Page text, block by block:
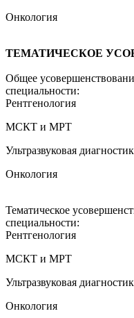
Онкология
ТЕМАТИЧЕСКОЕ
Общее
специальности:
Рентгенология
МСКТ и МРТ
Ультразвуковая
Онкология
Тематическое
специальности:
Рентгенология
МСКТ и МРТ
Ультразвуковая
Онкология